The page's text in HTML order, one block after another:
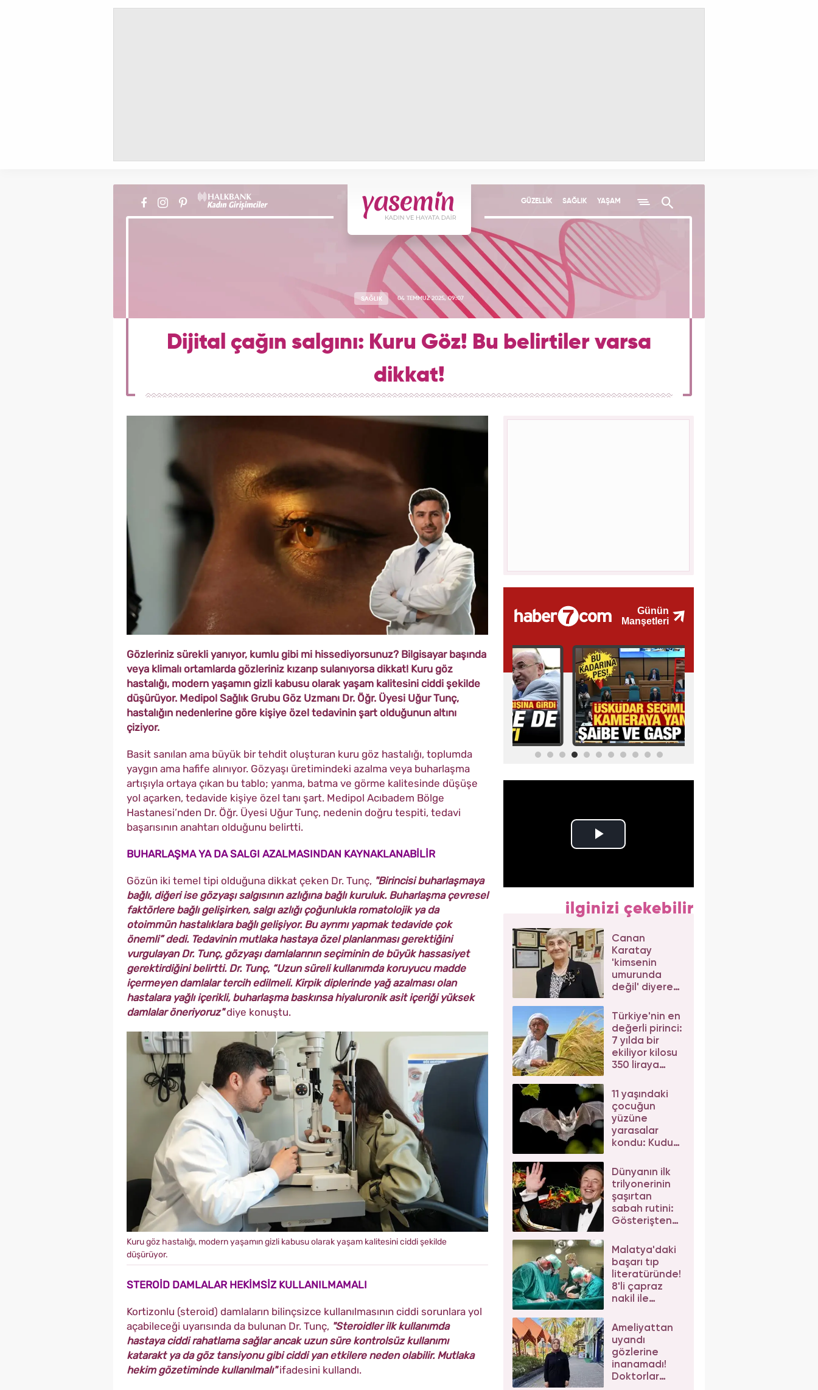
GÜZELLİK SAĞLIK YAŞAM
SAĞLIK 04 TEMMUZ 2025, 09:07
Dijital çağın salgını: Kuru Göz! Bu belirtiler varsa
dikkat!
Gözleriniz sürekli yanıyor, kumlu gibi mi hissediyorsunuz? Bilgisayar başında
veya klimalı ortamlarda gözleriniz kızarıp sulanıyorsa dikkat! Kuru göz
hastalığı, modern yaşamın gizli kabusu olarak yaşam kalitesini ciddi şekilde
düşürüyor. Medipol Sağlık Grubu Göz Uzmanı Dr. Öğr. Üyesi Uğur Tunç,
hastalığın nedenlerine göre kişiye özel tedavinin şart olduğunun altını
çiziyor.
Basit sanılan ama büyük bir tehdit oluşturan kuru göz hastalığı, toplumda
yaygın ama hafife alınıyor. Gözyaşı üretimindeki azalma veya buharlaşma
artışıyla ortaya çıkan bu tablo; yanma, batma ve görme kalitesinde düşüşe
yol açarken, tedavide kişiye özel tanı şart. Medipol Acıbadem Bölge
Hastanesi’nden Dr. Öğr. Üyesi Uğur Tunç, nedenin doğru tespiti, tedavi
başarısının anahtarı olduğunu belirtti.
BUHARLAŞMA YA DA SALGI AZALMASINDAN KAYNAKLANABİLİR
Gözün iki temel tipi olduğuna dikkat çeken Dr. Tunç, "Birincisi buharlaşmaya
bağlı, diğeri ise gözyaşı salgısının azlığına bağlı kuruluk. Buharlaşma çevresel
faktörlere bağlı gelişirken, salgı azlığı çoğunlukla romatolojik ya da
otoimmün hastalıklara bağlı gelişiyor. Bu ayrımı yapmak tedavide çok
önemli” dedi. Tedavinin mutlaka hastaya özel planlanması gerektiğini
vurgulayan Dr. Tunç, gözyaşı damlalarının seçiminin de büyük hassasiyet
gerektirdiğini belirtti. Dr. Tunç, “Uzun süreli kullanımda koruyucu madde
içermeyen damlalar tercih edilmeli. Kirpik diplerinde yağ azalması olan
hastalara yağlı içerikli, buharlaşma baskınsa hiyaluronik asit içeriği yüksek
damlalar öneriyoruz"diye konuştu.
Kuru göz hastalığı, modern yaşamın gizli kabusu olarak yaşam kalitesini ciddi şekilde
düşürüyor.
STEROİD DAMLALAR HEKİMSİZ KULLANILMAMALI
Kortizonlu (steroid) damlaların bilinçsizce kullanılmasının ciddi sorunlara yol
açabileceği uyarısında da bulunan Dr. Tunç, "Steroidler ilk kullanımda
hastaya ciddi rahatlama sağlar ancak uzun süre kontrolsüz kullanımı
katarakt ya da göz tansiyonu gibi ciddi yan etkilere neden olabilir. Mutlaka
hekim gözetiminde kullanılmalı"ifadesini kullandı.
ilginizi çekebilir
Canan
Karatay
'kimsenin
umurunda
değil' diyerek
yaşamın sırrı
bu
mineralde...
Türkiye'nin en
değerli pirinci:
7 yılda bir
ekiliyor kilosu
350 liraya
11 yaşındaki
çocuğun
yüzüne
yarasalar
kondu: Kuduz
hayatını
kaybetti
Dünyanın ilk
trilyonerinin
şaşırtan
sabah rutini:
Gösterişten
basit...
Malatya'daki
başarı tıp
literatüründe!
8'li çapraz
nakil ile
imza attılar
Ameliyattan
uyandı
gözlerine
inanamadı!
Doktorlar